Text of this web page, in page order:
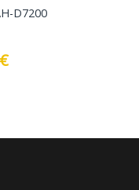
D7200
€Current
price